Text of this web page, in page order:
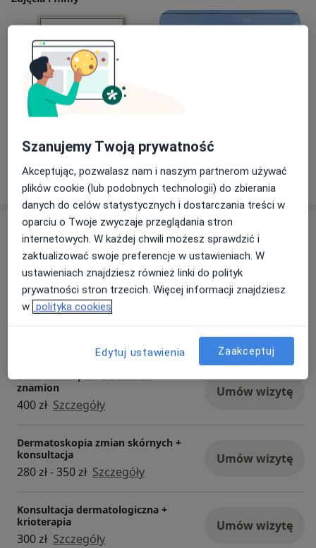
W swojej praktyce szczególną uwagę przykłada do
indywidualnego podejścia do pacjenta, nowoczesnych
metod leczenia oraz stałego podnoszenia jakości
opieki dermatologicznej.
Pokaż więcejo doświadczeniu
Usługi i ceny
Konsultacja dermatologiczna
250 zł - 280 zł Szczegóły Umów wizytę
Dermatoskopia - do 3 znamion
Dermatoskopia - od 3 do 15
znamion
400 zł Szczegóły
Umów wizytę
Dermatoskopia zmian skórnych +
konsultacja
280 zł - 350 zł Szczegóły
Umów wizytę
Konsultacja dermatologiczna +
krioterapia
300 zł Szczegóły
Umów wizytę
Szanujemy Twoją prywatność
Akceptując, pozwalasz nam i naszym partnerom używać
plików cookie (lub podobnych technologii) do zbierania
danych do celów statystycznych i dostarczania treści w
oparciu o Twoje zwyczaje przeglądania stron
internetowych. W każdej chwili możesz sprawdzić i
zaktualizować swoje preferencje w ustawieniach. W
ustawieniach znajdziesz również linki do polityk
prywatności stron trzecich. Więcej informacji znajdziesz
w polityka cookies
Edytuj ustawienia Zaakceptuj